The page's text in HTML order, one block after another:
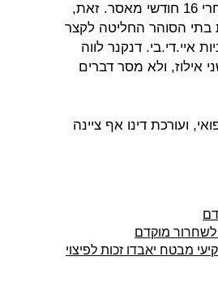
איש העסקים נוחי דנקנר שוחרר הבוקר (א') מהכלא אחרי 16 חודשי מאסר. זאת,
בתי הסוהר החליטה לקצר
מניות איי.די.בי. דנקנר לווה
אילוז, ולא מסר דברים
ועורכת דינו אף ציינה
מוקדם
מבטח יאבדו זכות לפיצוי